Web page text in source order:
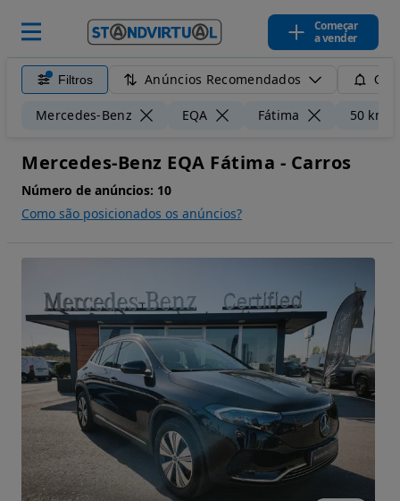
Começar
a vender
Filtros Anúncios Recomendados
Mercedes-Benz EQA Fátima 50 km
Mercedes-Benz EQA Fátima - Carros
Número de anúncios: 10
Como são posicionados os anúncios?